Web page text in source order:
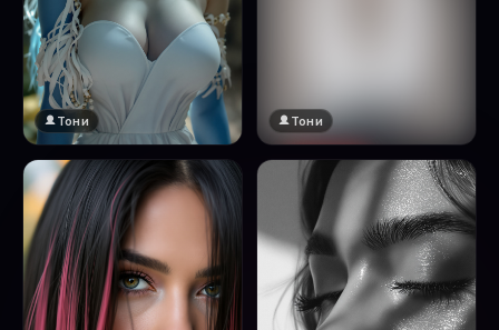
Тони
🔞 18+
Натисни за преглед
Тони